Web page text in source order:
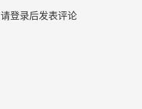
请登录后发表评论